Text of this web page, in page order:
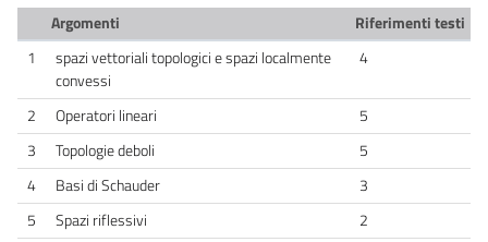
Argomenti
Riferimenti testi
1
spazi vettoriali topologici e spazi localmente
convessi
4
2 Operatori lineari
5
3
Topologie deboli
5
4
Basi di Schauder
3
5
Spazi riflessivi
2